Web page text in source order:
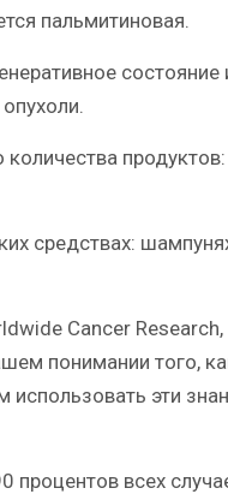
пальмитиновая.
средствах:
Cancer
понимании того,
эти
всех